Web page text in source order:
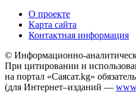
О проекте
Карта сайта
Контактная информация
© Информационно-
При цитировании и
на портал «Саясат.kg»
(для Интернет–изданий —